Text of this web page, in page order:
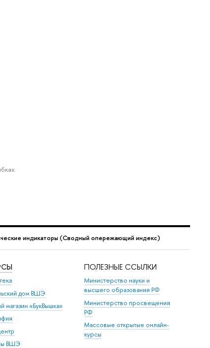
индикаторы (Сводный опережающий индекс)
дом ВШЭ
магазин «БукВышка»
ВШЭ
ПОЛЕЗНЫЕ ССЫЛКИ
Министерство науки и
высшего образования РФ
Министерство просвещения
РФ
Массовые открытые онлайн-
курсы